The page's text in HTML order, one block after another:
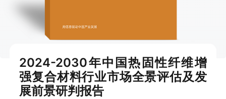
2024-2030年中国热固性纤维增
强复合材料行业市场全景评估及发
展前景研判报告